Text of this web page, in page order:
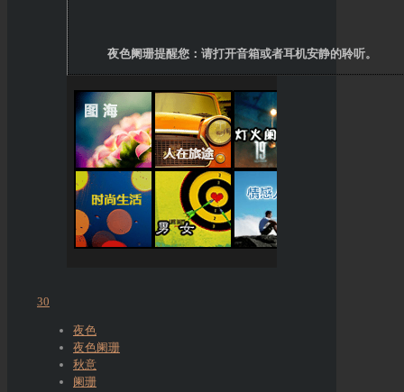
夜色阑珊提醒您：请打开音箱或者耳机安静的聆听。
30
夜色
夜色阑珊
秋意
阑珊